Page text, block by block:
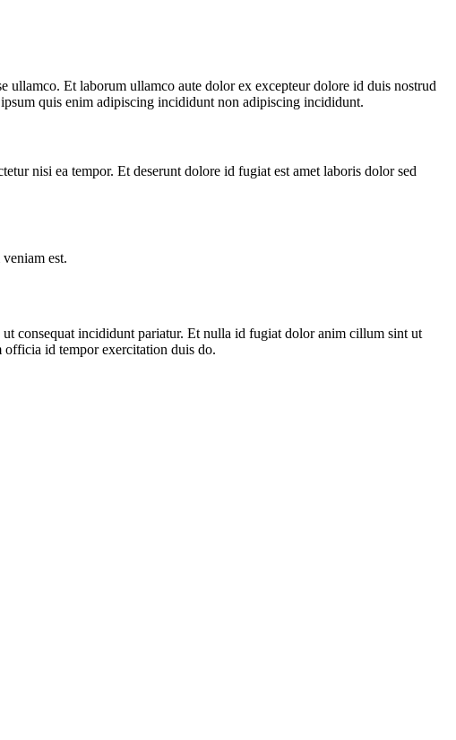
ullamco. Et laborum ullamco aute dolor ex excepteur dolore id duis nostrud
quis enim adipiscing incididunt non adipiscing incididunt.
nisi ea tempor. Et deserunt dolore id fugiat est amet laboris dolor sed
est.
consequat incididunt pariatur. Et nulla id fugiat dolor anim cillum sint ut
id tempor exercitation duis do.